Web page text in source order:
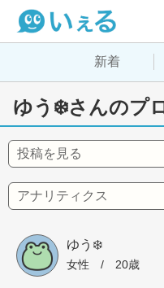
新着
ゆう❄️さんのプ
投稿を見る
アナリティクス
ゆう❄️
女性 / 20歳